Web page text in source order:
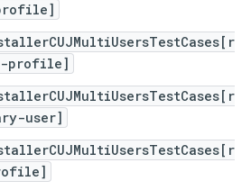
profile]
user]